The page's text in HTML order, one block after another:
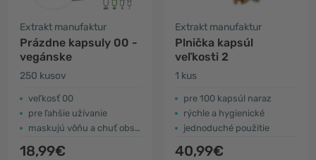
Extrakt manufaktur
Prázdne kapsuly 00 -
vegánske
250 kusov
veľkosť 00
pre ľahšie užívanie
maskujú vôňu a chuť obsahu
18,99€
Extrakt manufaktur
Plnička kapsúl
veľkosti 2
1 kus
pre 100 kapsúl naraz
rýchle a hygienické
jednoduché použitie
40,99€